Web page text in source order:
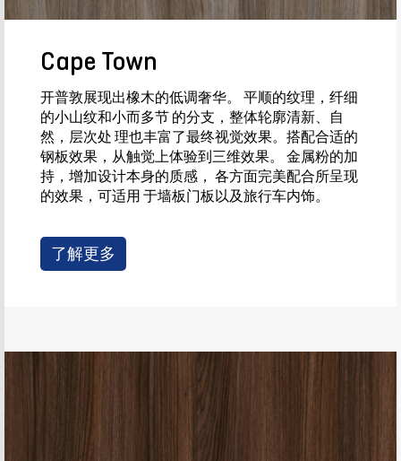
Cape Town
开普敦展现出橡木的低调奢华。 平顺的纹理，纤细
的小山纹和小而多节 的分支，整体轮廓清新、自
然，层次处 理也丰富了最终视觉效果。搭配合适的
钢板效果，从触觉上体验到三维效果。 金属粉的加
持，增加设计本身的质感， 各方面完美配合所呈现
的效果，可适用 于墙板门板以及旅行车内饰。
了解更多